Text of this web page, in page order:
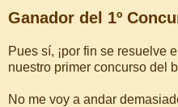
Ganador del 1º
Pues sí, ¡por fin se resuelve
nuestro primer concurso del
No me voy a andar